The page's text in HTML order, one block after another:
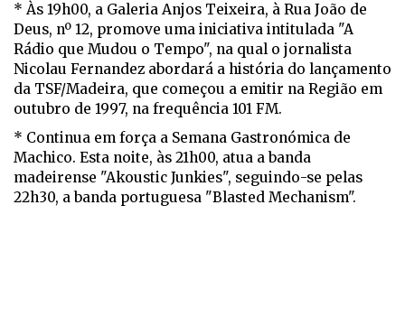
* Às 19h00, a Galeria Anjos Teixeira, à Rua João de
Deus, nº 12, promove uma iniciativa intitulada "A
Rádio que Mudou o Tempo", na qual o jornalista
Nicolau Fernandez abordará a história do lançamento
da TSF/Madeira, que começou a emitir na Região em
outubro de 1997, na frequência 101 FM.
* Continua em força a Semana Gastronómica de
Machico. Esta noite, às 21h00, atua a banda
madeirense "Akoustic Junkies", seguindo-se pelas
22h30, a banda portuguesa "Blasted Mechanism".